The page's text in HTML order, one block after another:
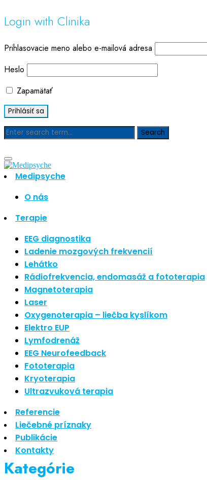
Login with Clinika
Prihlasovacie meno alebo e-mailová adresa
Heslo
Zapamätať
Medipsyche
O nás
Terapie
EEG diagnostika
Ladenie mozgových frekvencií
Lehátko
Rádiofrekvencia, endomasáž a fototerapia
Magnetoterapia
Laser
Oxygenoterapia – liečba kyslíkom
Elektro EUP
Lymfodrenáž
EEG Neurofeedback
Fototerapia
Kryoterapia
Ultrazvuková terapia
Referencie
Liečebné príznaky
Publikácie
Kontakty
Blog
Hľadať
Najnovšie články
Nové polarizované svetlo
So psoriázou netreba žiť
Rozšírenie služieb
Hudba a vývoj mozgu
Najnovšie komentáre
Žiadne komentáre na zobrazenie.
Archív
september 2021
apríl 2021
august 2020
Kategórie